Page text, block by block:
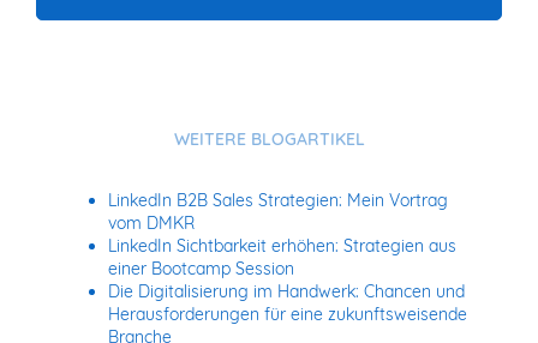
WEITERE BLOGARTIKEL
LinkedIn B2B Sales Strategien: Mein Vortrag
vom DMKR
LinkedIn Sichtbarkeit erhöhen: Strategien aus
einer Bootcamp Session
Die Digitalisierung im Handwerk: Chancen und
Herausforderungen für eine zukunftsweisende
Branche